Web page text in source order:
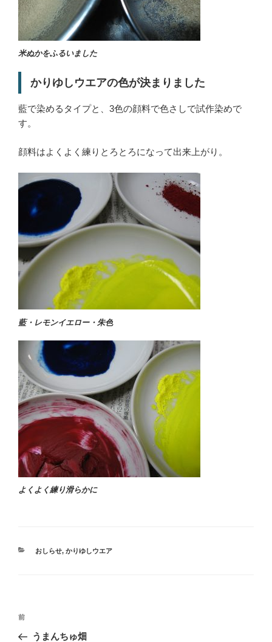
米ぬかをふるいました
かりゆしウエアの色が決まりました
藍で染めるタイプと、3色の顔料で色さしで試作染めで
す。
顔料はよくよく練りとろとろになって出来上がり。
藍・レモンイエロー・朱色
よくよく練り滑らかに
カ
おしらせ, かりゆしウエア
投
過
去
前
うまんちゅ畑